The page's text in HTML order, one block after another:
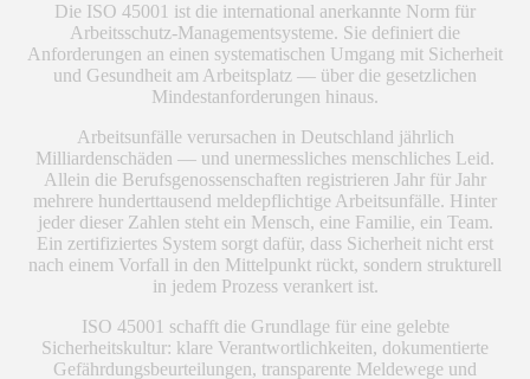
Die ISO 45001 ist die international anerkannte Norm für
Arbeitsschutz-Managementsysteme. Sie definiert die
Anforderungen an einen systematischen Umgang mit Sicherheit
und Gesundheit am Arbeitsplatz — über die gesetzlichen
Mindestanforderungen hinaus.
Arbeitsunfälle verursachen in Deutschland jährlich
Milliardenschäden — und unermessliches menschliches Leid.
Allein die Berufsgenossenschaften registrieren Jahr für Jahr
mehrere hunderttausend meldepflichtige Arbeitsunfälle. Hinter
jeder dieser Zahlen steht ein Mensch, eine Familie, ein Team.
Ein zertifiziertes System sorgt dafür, dass Sicherheit nicht erst
nach einem Vorfall in den Mittelpunkt rückt, sondern strukturell
in jedem Prozess verankert ist.
ISO 45001 schafft die Grundlage für eine gelebte
Sicherheitskultur: klare Verantwortlichkeiten, dokumentierte
Gefährdungsbeurteilungen, transparente Meldewege und